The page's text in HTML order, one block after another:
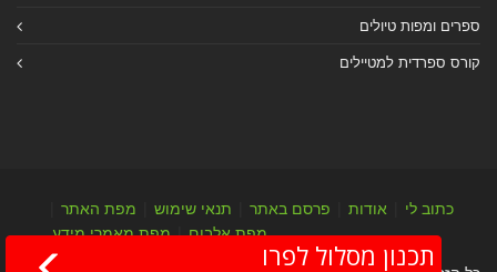
ספרים ומפות טיולים
קורס ספרדית למטיילים
כתוב לי אודות פרסם באתר תנאי שימוש מפת האתר
מפת אלבום|מפת מאמרי מידע
תכנון מסלול לפרו